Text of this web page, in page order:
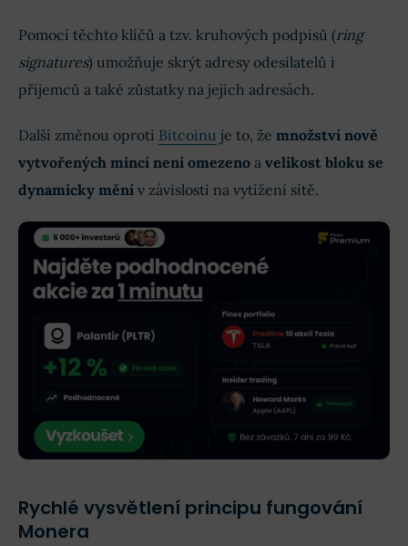
Pomocí těchto klíčů a tzv. kruhových podpisů (ring
signatures) umožňuje skrýt adresy odesilatelů i
příjemců a také zůstatky na jejich adresách.
Další změnou oproti Bitcoinu je to, že množství nově
vytvořených mincí není omezeno a velikost bloku se
dynamicky mění v závislosti na vytížení sítě.
Rychlé vysvětlení principu fungování
Monera